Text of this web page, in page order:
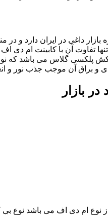
بازار داغی در ایران دارد و
تفاوت آن با کابینت ام
پلکسی گلاس می باشد که
و براق آن موجب جذب نور و
بازار
نوع ام دی اف می باشد نوع